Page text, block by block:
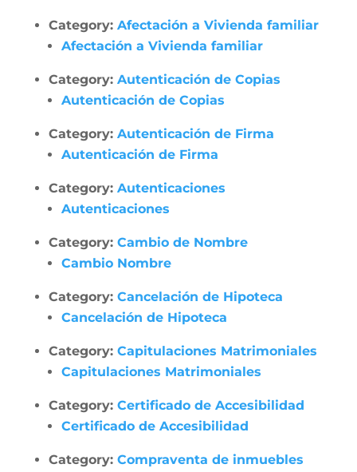
Category: Afectación a Vivienda familiar
Afectación a Vivienda familiar
Category: Autenticación de Copias
Autenticación de Copias
Category: Autenticación de Firma
Autenticación de Firma
Category: Autenticaciones
Autenticaciones
Category: Cambio de Nombre
Cambio Nombre
Category: Cancelación de Hipoteca
Cancelación de Hipoteca
Category: Capitulaciones Matrimoniales
Capitulaciones Matrimoniales
Category: Certificado de Accesibilidad
Certificado de Accesibilidad
Category: Compraventa de inmuebles